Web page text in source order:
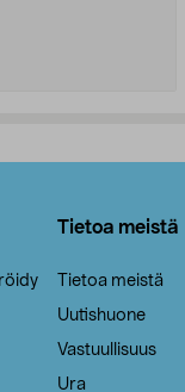
Tietoa meistä
Tietoa meistä
Uutishuone
Vastuullisuus
Ura